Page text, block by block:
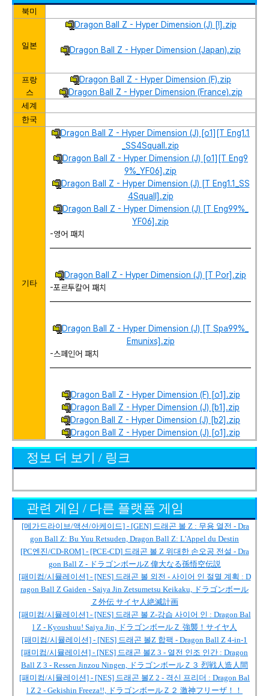
북미
일본
Dragon Ball Z - Hyper Dimension (J) [!].zip
Dragon Ball Z - Hyper Dimension (Japan).zip
프랑
스
Dragon Ball Z - Hyper Dimension (F).zip
Dragon Ball Z - Hyper Dimension (France).zip
세계
한국
기타
Dragon Ball Z - Hyper Dimension (J) [o1][T Eng1.1
_SS4Squall.zip
Dragon Ball Z - Hyper Dimension (J) [o1][T Eng9
9%_YF06].zip
Dragon Ball Z - Hyper Dimension (J) [T Eng1.1_SS
4Squall].zip
Dragon Ball Z - Hyper Dimension (J) [T Eng99%_
YF06].zip
-영어 패치
Dragon Ball Z - Hyper Dimension (J) [T Por].zip
-포르투칼어 패치
Dragon Ball Z - Hyper Dimension (J) [T Spa99%_
Emunixs].zip
-스페인어 패치
Dragon Ball Z - Hyper Dimension (F) [o1].zip
Dragon Ball Z - Hyper Dimension (J) [b1].zip
Dragon Ball Z - Hyper Dimension (J) [b2].zip
Dragon Ball Z - Hyper Dimension (J) [o1].zip
정보 더 보기 / 링크
관련 게임 / 다른 플랫폼 게임
[메가드라이브/액션/아케이드] - [GEN] 드래곤 볼 Z : 무용 열전 - Dra
gon Ball Z: Bu Yuu Retsuden, Dragon Ball Z: L'Appel du Destin
[PC엔진/CD-ROM] - [PCE-CD] 드래곤 볼 Z 위대한 손오공 전설 - Dra
gon Ball Z - ドラゴンボールZ 偉大なる孫悟空伝説
[패미컴/시뮬레이션] - [NES] 드래곤 볼 외전 - 사이어 인 절멸 계획 : D
ragon Ball Z Gaiden - Saiya Jin Zetsumetsu Keikaku, ドラゴンボール
Ｚ外伝 サイヤ人絶滅計画
[패미컴/시뮬레이션] - [NES] 드래곤 볼 Z-강습 사이어 인 : Dragon Bal
l Z - Kyoushuu! Saiya Jin, ドラゴンボールＺ 強襲！サイヤ人
[패미컴/시뮬레이션] - [NES] 드래곤 볼Z 합팩 - Dragon Ball Z 4-in-1
[패미컴/시뮬레이션] - [NES] 드래곤 볼Z 3 - 열전 인조 인간 : Dragon
Ball Z 3 - Ressen Jinzou Ningen, ドラゴンボールＺ３ 烈戦人造人間
[패미컴/시뮬레이션] - [NES] 드래곤 볼Z 2 - 격신 프리더 : Dragon Bal
l Z 2 - Gekishin Freeza!!, ドラゴンボールＺ２ 激神フリーザ！！